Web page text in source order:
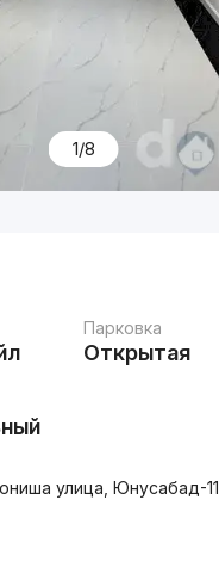
1/8
Парковка
Открытая
улица, Юнусабад-11